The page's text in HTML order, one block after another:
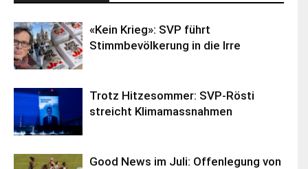
«Kein Krieg»: SVP führt
Stimmbevölkerung in die Irre
Trotz Hitzesommer: SVP-Rösti
streicht Klimamassnahmen
Good News im Juli: Offenlegung von